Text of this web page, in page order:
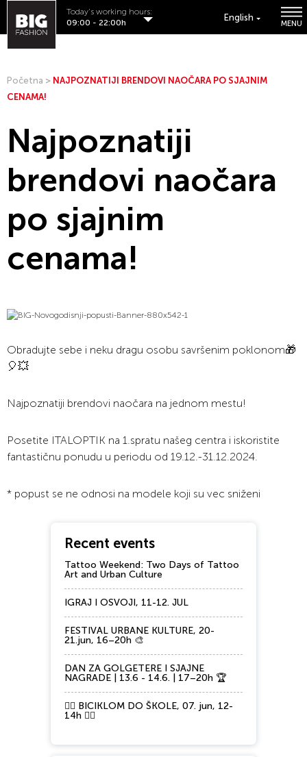
English
MENU
Today's working hours:
09:00 - 22:00h
Početna > NAJPOZNATIJI BRENDOVI NAOČARA PO SJAJNIM
CENAMA!
Najpoznatiji
brendovi naočara
po sjajnim
cenama!
Obradujte sebe i neku dragu osobu savršenim poklonom🎁
🎈💥
Najpoznatiji brendovi naočara na jednom mestu!
Posetite ITALOPTIK na 1.spratu našeg centra i iskoristite
fantastičnu ponudu u periodu od 19.12.-31.12.2024.
* popust se ne odnosi na modele koji su vec sniženi
Recent events
Tattoo Weekend: Two Days of Tattoo
Art and Urban Culture
IGRAJ I OSVOJI, 11-12. JUL
FESTIVAL URBANE KULTURE, 20-
21.jun, 16–20h 🎨
DAN ZA GOLGETERE I SJAJNE
NAGRADE | 13.6 - 14.6. | 17–20h 🏆
🚴‍♂️ BICIKLOM DO ŠKOLE, 07. jun, 12-
14h 🚴‍♀️